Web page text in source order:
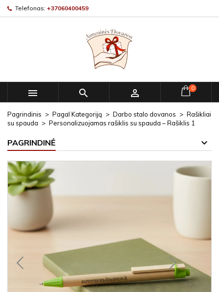
Telefonas: +37060400459
   0
Pagrindinis Pagal Kategoriją Darbo stalo dovanos
Rašikliai
su spauda
Personalizuojamas rašiklis su spauda – Rašiklis 1
PAGRINDINĖ